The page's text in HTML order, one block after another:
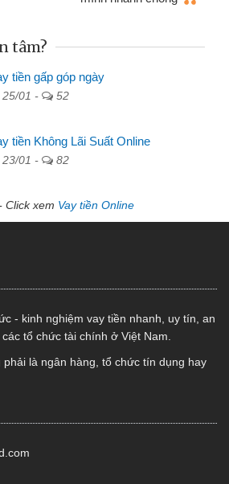
tâm?
tiền gấp góp ngày
25/01 - 52
tiền Không Lãi Suất Online
23/01 - 82
Click xem Vay tiền Online
- kinh nghiệm vay tiền nhanh, uy tín, an
tổ chức tài chính ở Việt Nam.
phải là ngân hàng, tổ chức tín dụng hay